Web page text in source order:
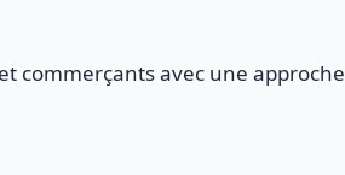
commerçants avec une approche